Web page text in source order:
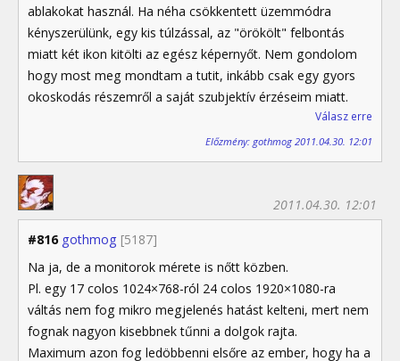
ablakokat használ. Ha néha csökkentett üzemmódra
kényszerülünk, egy kis túlzással, az "örökölt" felbontás
miatt két ikon kitölti az egész képernyőt. Nem gondolom
hogy most meg mondtam a tutit, inkább csak egy gyors
okoskodás részemről a saját szubjektív érzéseim miatt.
Válasz erre
Előzmény: gothmog 2011.04.30. 12:01
#816 gothmog [5187]
2011.04.30. 12:01
Na ja, de a monitorok mérete is nőtt közben.
Pl. egy 17 colos 1024×768-ról 24 colos 1920×1080-ra
váltás nem fog mikro megjelenés hatást kelteni, mert nem
fognak nagyon kisebbnek tűnni a dolgok rajta.
Maximum azon fog ledöbbenni elsőre az ember, hogy ha a